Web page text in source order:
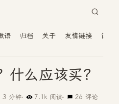
语 归档 关于 友情链接 读者
什么应该买？
3 分钟 7.1k 阅读 26 评论